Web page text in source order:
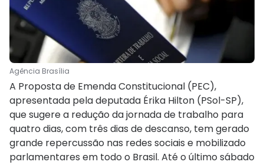
Agência Brasília
A Proposta de Emenda Constitucional (PEC),
apresentada pela deputada Érika Hilton (PSol-SP),
que sugere a redução da jornada de trabalho para
quatro dias, com três dias de descanso, tem gerado
grande repercussão nas redes sociais e mobilizado
parlamentares em todo o Brasil. Até o último sábado